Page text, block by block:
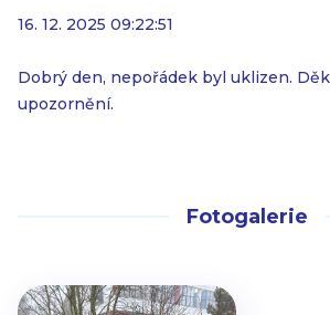
16. 12. 2025 09:22:51
Dobrý den, nepořádek byl uklizen.
upozornění.
Fotogalerie